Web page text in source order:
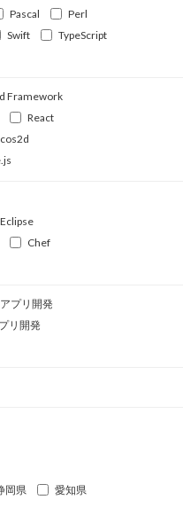
Pascal
Perl
Swift
TypeScript
Framework
React
Eclipse
Chef
プリ開発
リ開発
岡県
愛知県